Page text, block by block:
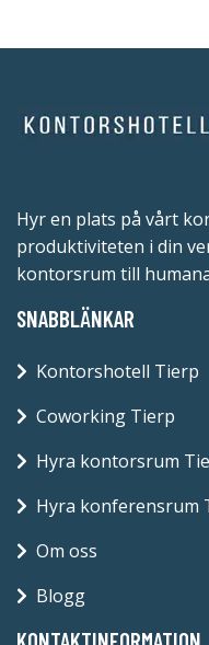
Hyr en plats på vårt
produktiviteten i din
kontorsrum till
SNABBLÄNKAR
Kontorshotell Tierp
Coworking Tierp
Hyra kontorsrum
Hyra konferensrum
Om oss
Blogg